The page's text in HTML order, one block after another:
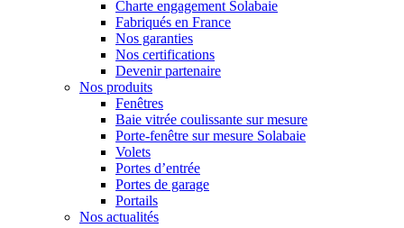
Charte engagement Solabaie
Fabriqués en France
Nos garanties
Nos certifications
Devenir partenaire
Nos produits
Fenêtres
Baie vitrée coulissante sur mesure
Porte-fenêtre sur mesure Solabaie
Volets
Portes d’entrée
Portes de garage
Portails
Nos actualités